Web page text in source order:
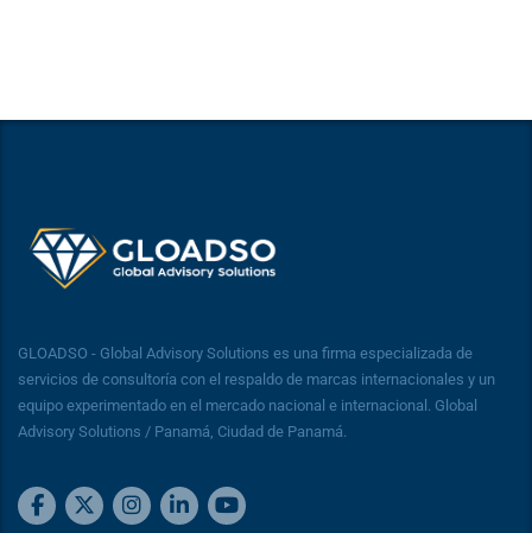
GLOADSO - Global Advisory Solutions es una firma especializada de
servicios de consultoría con el respaldo de marcas internacionales y un
equipo experimentado en el mercado nacional e internacional. Global
Advisory Solutions / Panamá, Ciudad de Panamá.